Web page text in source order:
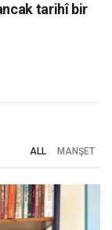
tarihî bir
ALL MANŞET